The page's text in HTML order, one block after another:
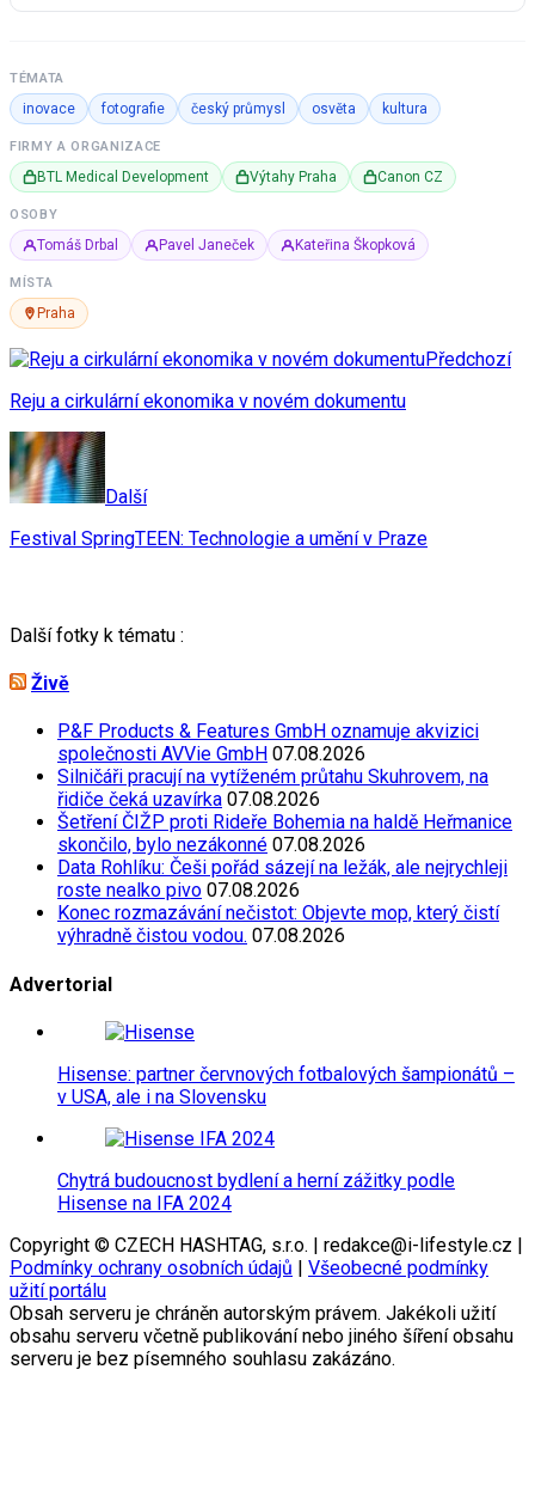
TÉMATA
inovace fotografie český průmysl osvěta kultura
FIRMY A ORGANIZACE
BTL Medical Development Výtahy Praha Canon CZ
OSOBY
Tomáš Drbal Pavel Janeček Kateřina Škopková
MÍSTA
Praha
Předchozí
Reju a cirkulární ekonomika v novém dokumentu
Další
Festival SpringTEEN: Technologie a umění v Praze
Další fotky k tématu :
Živě
P&F Products & Features GmbH oznamuje akvizici
společnosti AVVie GmbH 07.08.2026
Silničáři pracují na vytíženém průtahu Skuhrovem, na
řidiče čeká uzavírka 07.08.2026
Šetření ČIŽP proti Rideře Bohemia na haldě Heřmanice
skončilo, bylo nezákonné 07.08.2026
Data Rohlíku: Češi pořád sázejí na ležák, ale nejrychleji
roste nealko pivo 07.08.2026
Konec rozmazávání nečistot: Objevte mop, který čistí
výhradně čistou vodou. 07.08.2026
Advertorial
Hisense: partner červnových fotbalových šampionátů –
v USA, ale i na Slovensku
Chytrá budoucnost bydlení a herní zážitky podle
Hisense na IFA 2024
Copyright © CZECH HASHTAG, s.r.o. | redakce@i-lifestyle.cz |
Podmínky ochrany osobních údajů | Všeobecné podmínky
užití portálu
Obsah serveru je chráněn autorským právem. Jakékoli užití
obsahu serveru včetně publikování nebo jiného šíření obsahu
serveru je bez písemného souhlasu zakázáno.